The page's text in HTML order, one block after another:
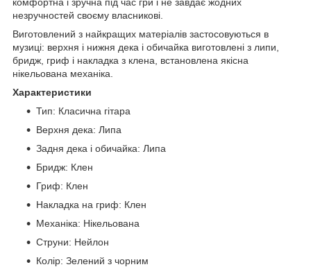
незручностей своєму власникові.
Виготовлений з найкращих матеріалів застосовуються в
музиці: верхня і нижня дека і обичайка виготовлені з липи,
бридж, гриф і накладка з клена, встановлена якісна
нікельована механіка.
Характеристики
Тип: Класична гітара
Верхня дека: Липа
Задня дека і обичайка: Липа
Бридж: Клен
Гриф: Клен
Накладка на гриф: Клен
Механіка: Нікельована
Струни: Нейлон
Колір: Зелений з чорним